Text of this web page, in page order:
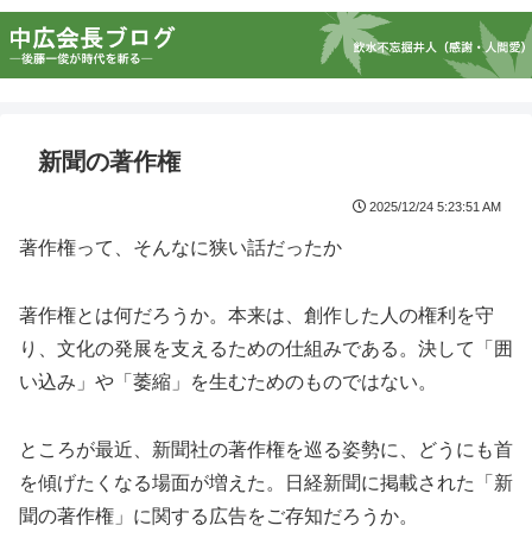
新聞の著作権
2025/12/24 5:23:51 AM
著作権って、そんなに狭い話だったか
著作権とは何だろうか。本来は、創作した人の権利を守
り、文化の発展を支えるための仕組みである。決して「囲
い込み」や「萎縮」を生むためのものではない。
ところが最近、新聞社の著作権を巡る姿勢に、どうにも首
を傾げたくなる場面が増えた。日経新聞に掲載された「新
聞の著作権」に関する広告をご存知だろうか。